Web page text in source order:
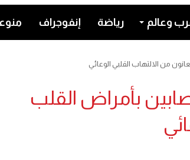
وعالم رياضة إنفوجراف
نورديسك»: 2 من كل 5 مصابين بأمراض القلب